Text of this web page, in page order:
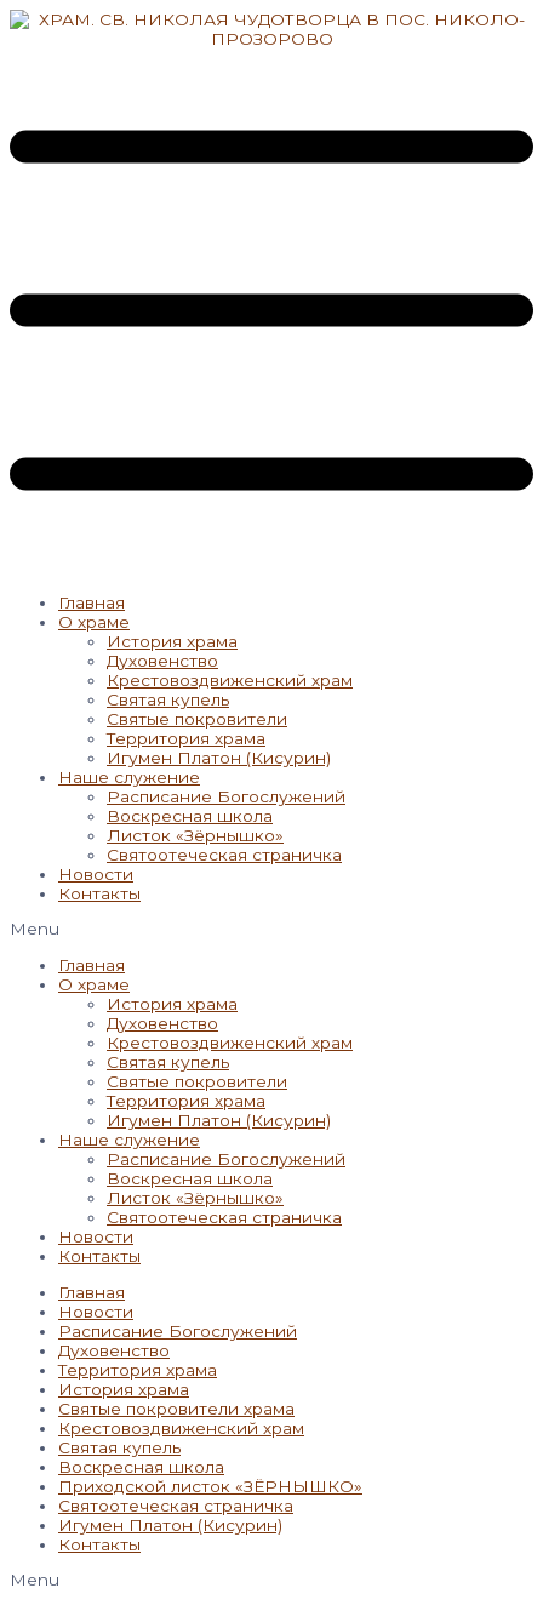
Перейти
Главная
О храме
История храма
Духовенство
Крестовоздвиженский храм
Святая купель
Святые покровители
Территория храма
Игумен Платон (Кисурин)
Наше служение
Расписание Богослужений
Воскресная школа
Листок «Зёрнышко»
Святоотеческая страничка
Новости
Контакты
Menu
Главная
О храме
История храма
Духовенство
Крестовоздвиженский храм
Святая купель
Святые покровители
Территория храма
Игумен Платон (Кисурин)
Наше служение
Расписание Богослужений
Воскресная школа
Листок «Зёрнышко»
Святоотеческая страничка
Новости
Контакты
Главная
Новости
Расписание Богослужений
Духовенство
Территория храма
История храма
Святые покровители храма
Крестовоздвиженский храм
Святая купель
Воскресная школа
Приходской листок «ЗЁРНЫШКО»
Святоотеческая страничка
Игумен Платон (Кисурин)
Контакты
Menu